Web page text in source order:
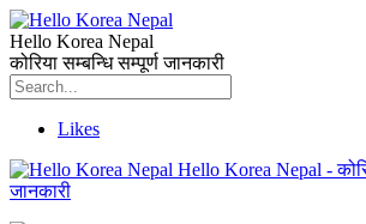
Hello Korea Nepal
कोरिया सम्बन्धि सम्पूर्ण जानकारी
Likes
Hello Korea Nepal -
जानकारी